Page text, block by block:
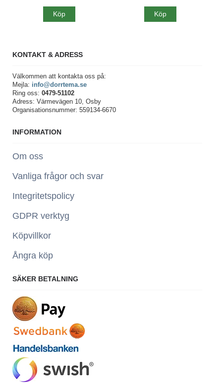
Köp Köp
KONTAKT & ADRESS
Välkommen att kontakta oss på:
Mejla: info@dorrtema.se
Ring oss: 0479-51102
Adress: Värmevägen 10, Osby
Organisationsnummer: 559134-6670
INFORMATION
Om oss
Vanliga frågor och svar
Integritetspolicy
GDPR verktyg
Köpvillkor
Ångra köp
SÄKER BETALNING